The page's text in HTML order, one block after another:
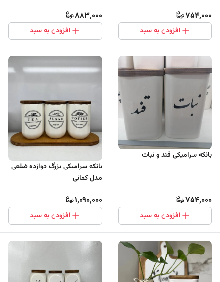
754,000
افزودن به سبد
883,000
افزودن به سبد
بانکه سرامیکی قند و نبات
754,000
افزودن به سبد
بانکه سرامیکی بزرگ دوازده ضلعی
مدل کمانی
1,090,000
افزودن به سبد